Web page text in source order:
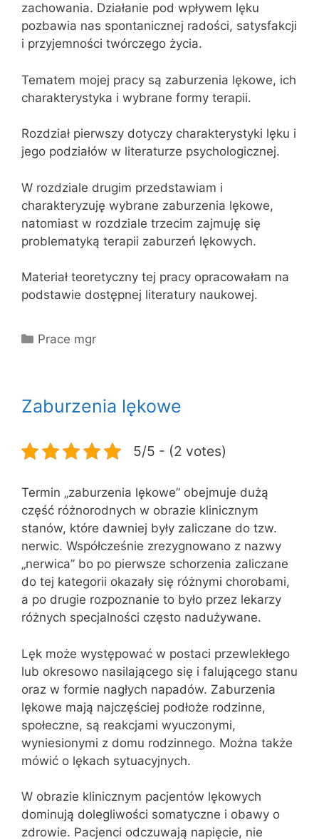
zachowania. Działanie pod wpływem lęku
pozbawia nas spontanicznej radości, satysfakcji
i przyjemności twórczego życia.
Tematem mojej pracy są zaburzenia lękowe, ich
charakterystyka i wybrane formy terapii.
Rozdział pierwszy dotyczy charakterystyki lęku i
jego podziałów w literaturze psychologicznej.
W rozdziale drugim przedstawiam i
charakteryzuję wybrane zaburzenia lękowe,
natomiast w rozdziale trzecim zajmuję się
problematyką terapii zaburzeń lękowych.
Materiał teoretyczny tej pracy opracowałam na
podstawie dostępnej literatury naukowej.
Kategorie
Prace mgr
Zaburzenia lękowe
5/5 - (2 votes)
Termin „zaburzenia lękowe” obejmuje dużą
część różnorodnych w obrazie klinicznym
stanów, które dawniej były zaliczane do tzw.
nerwic. Współcześnie zrezygnowano z nazwy
„nerwica” bo po pierwsze schorzenia zaliczane
do tej kategorii okazały się różnymi chorobami,
a po drugie rozpoznanie to było przez lekarzy
różnych specjalności często nadużywane.
Lęk może występować w postaci przewlekłego
lub okresowo nasilającego się i falującego stanu
oraz w formie nagłych napadów. Zaburzenia
lękowe mają najczęściej podłoże rodzinne,
społeczne, są reakcjami wyuczonymi,
wyniesionymi z domu rodzinnego. Można także
mówić o lękach sytuacyjnych.
W obrazie klinicznym pacjentów lękowych
dominują dolegliwości somatyczne i obawy o
zdrowie. Pacjenci odczuwają napięcie, nie